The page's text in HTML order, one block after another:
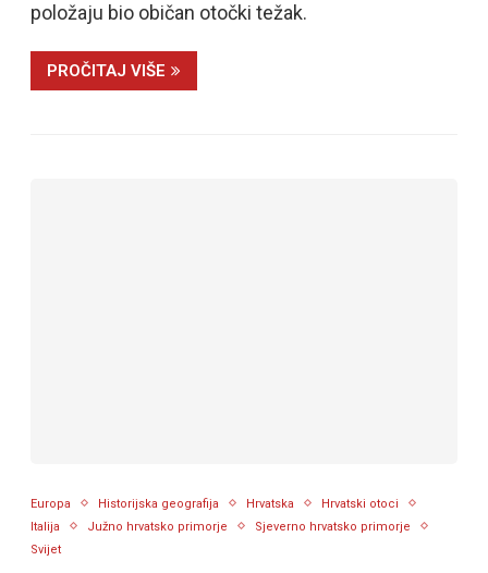
položaju bio običan otočki težak.
PROČITAJ VIŠE
Europa Historijska geografija Hrvatska
Hrvatski otoci
Italija
Južno hrvatsko primorje
Sjeverno hrvatsko primorje
Svijet